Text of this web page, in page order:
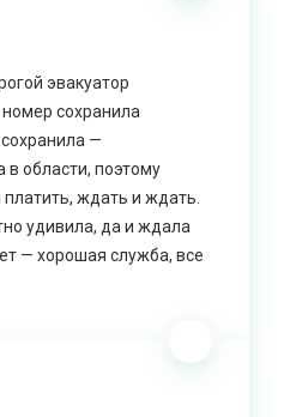
эвакуатор
сохранила
—
в области, поэтому
платить, ждать и ждать.
удивила, да и ждала
— хорошая служба, все